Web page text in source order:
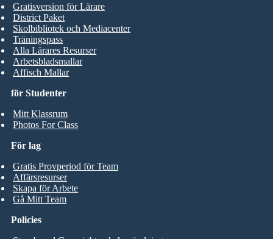
för Studenter
Mitt Klassrum
Photos For Class
Gratisversion för Lärare
District Paket
Skolbibliotek och Mediacenter
Träningspass
Alla Lärares Resurser
Arbetsbladsmallar
Affisch Mallar
För lag
Gratis Provperiod för Team
Affärsresurser
Skapa för Arbete
Gå Mitt Team
Policies